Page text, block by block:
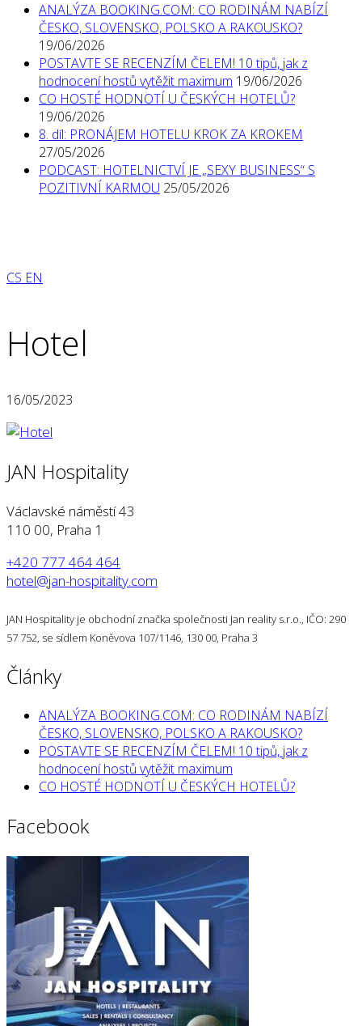
ANALÝZA BOOKING.COM: CO RODINÁM NABÍZÍ
ČESKO, SLOVENSKO, POLSKO A RAKOUSKO?
19/06/2026
POSTAVTE SE RECENZÍM ČELEM! 10 tipů, jak z
hodnocení hostů vytěžit maximum 19/06/2026
CO HOSTÉ HODNOTÍ U ČESKÝCH HOTELŮ?
19/06/2026
8. díl: PRONÁJEM HOTELU KROK ZA KROKEM
27/05/2026
PODCAST: HOTELNICTVÍ JE „SEXY BUSINESS“ S
POZITIVNÍ KARMOU 25/05/2026
CS EN
Hotel
16/05/2023
JAN Hospitality
Václavské náměstí 43
110 00, Praha 1
+420 777 464 464
hotel@jan-hospitality.com
JAN Hospitality je obchodní značka společnosti Jan reality s.r.o., IČO: 290
57 752, se sídlem Koněvova 107/1146, 130 00, Praha 3
Články
ANALÝZA BOOKING.COM: CO RODINÁM NABÍZÍ
ČESKO, SLOVENSKO, POLSKO A RAKOUSKO?
POSTAVTE SE RECENZÍM ČELEM! 10 tipů, jak z
hodnocení hostů vytěžit maximum
CO HOSTÉ HODNOTÍ U ČESKÝCH HOTELŮ?
Facebook